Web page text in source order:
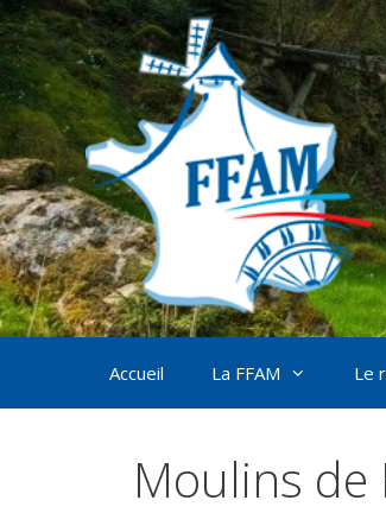
Aller
au
contenu
Accueil La FFAM Le
Moulins de